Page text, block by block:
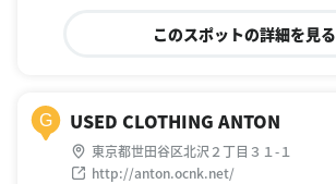
このスポットの詳細を見る
G USED CLOTHING ANTON
東京都世田谷区北沢２丁目３１-１
http://anton.ocnk.net/